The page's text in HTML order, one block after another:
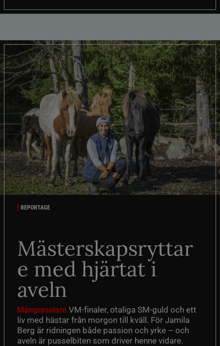
REPORTAGE
Mästerskapsryttar
e med hjärtat i
aveln
Mångsysslare VM-finaler, otaliga SM-guld och ett
liv med hästar från morgon till kväll. För Jamila
Berg är ridningen både passion och yrke – och
aveln är pusselbiten som driver henne vidare.